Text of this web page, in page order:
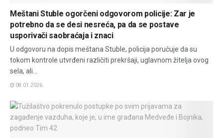
Meštani Stuble ogorčeni odgovorom policije: Zar je
potrebno da se desi nesreća, pa da se postave
usporivači saobraćaja i znaci
U odgovoru na dopis meštana Stuble, policija poručuje da su
tokom kontrole utvrđeni različiti prekršaji, uglavnom žitelja ovog
sela, ali...
08.01.2026.